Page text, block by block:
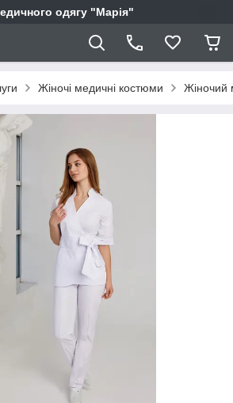
одягу "Марія"
Жіночі медичні костюми Жіночий